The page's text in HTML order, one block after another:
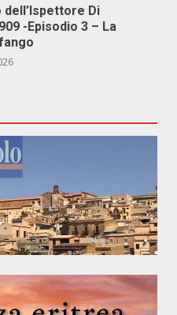
dell’Ispettore Di
-Episodio 3 – La